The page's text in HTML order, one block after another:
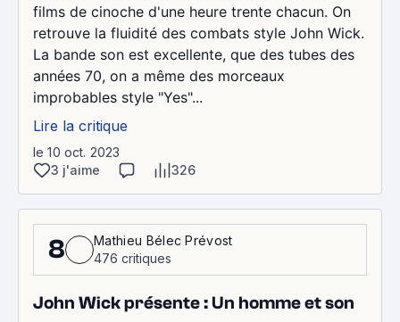
films de cinoche d'une heure trente chacun. On
retrouve la fluidité des combats style John Wick.
La bande son est excellente, que des tubes des
années 70, on a même des morceaux
improbables style "Yes"...
Lire la critique
le 10 oct. 2023
3 j'aime
326
8
Mathieu Bélec Prévost
476 critiques
John Wick présente : Un homme et son